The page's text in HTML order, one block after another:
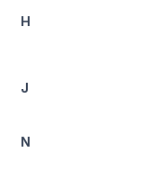
H
J
N